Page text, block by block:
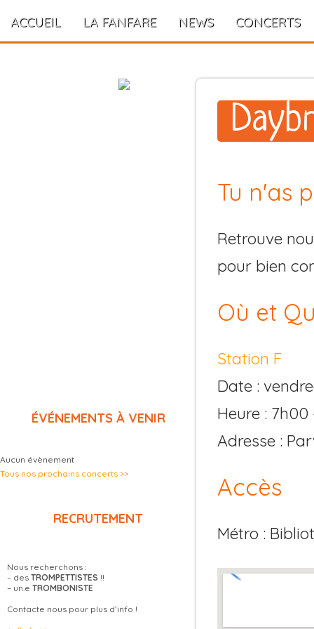
ACCUEIL LA FANFARE NEWS CONCERTS
ÉVÉNEMENTS À VENIR
Aucun évènement
Tous nos prochains concerts >>
RECRUTEMENT
Nous recherchons :
– des TROMPETTISTES !!
– un.e TROMBONISTE
Contacte nous pour plus d’info !
Tu n'as
Retrouve
pour bien
Où et
Station F
Date :
Heure :
Adresse :
Accès
Métro :